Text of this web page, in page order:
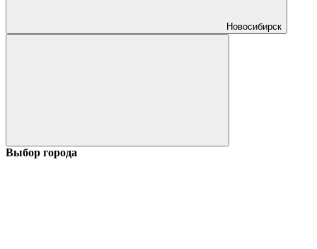
Новосибирск
Выбор города